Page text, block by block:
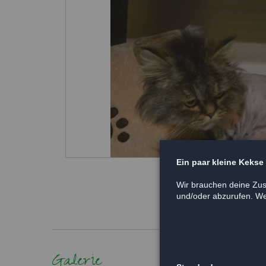
Ein paar kleine
Wir brauchen deine
und/oder abzurufen.